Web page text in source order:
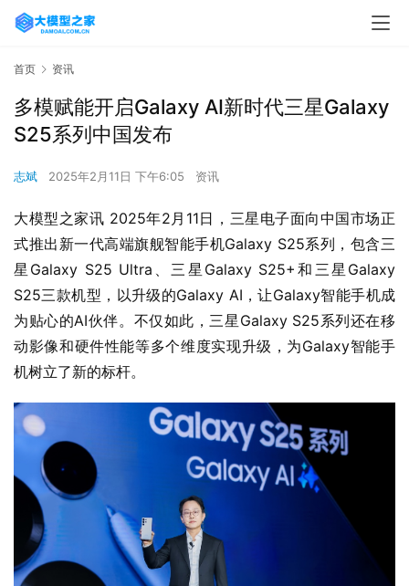
首页 资讯
多模赋能开启Galaxy AI新时代三星Galaxy
S25系列中国发布
志斌 2025年2月11日 下午6:05 资讯
大模型之家讯 2025年2月11日，三星电子面向中国市场正
式推出新一代高端旗舰智能手机Galaxy S25系列，包含三
星Galaxy S25 Ultra、三星Galaxy S25+和三星Galaxy
S25三款机型，以升级的Galaxy AI，让Galaxy智能手机成
为贴心的AI伙伴。不仅如此，三星Galaxy S25系列还在移
动影像和硬件性能等多个维度实现升级，为Galaxy智能手
机树立了新的标杆。